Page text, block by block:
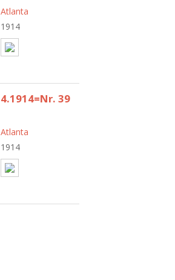
Atlanta
1914
4.1914=Nr. 39
Atlanta
1914